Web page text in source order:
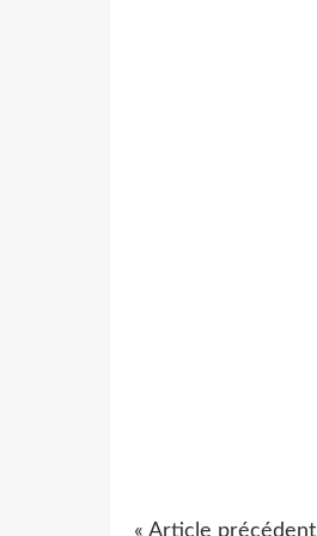
« Article précédent